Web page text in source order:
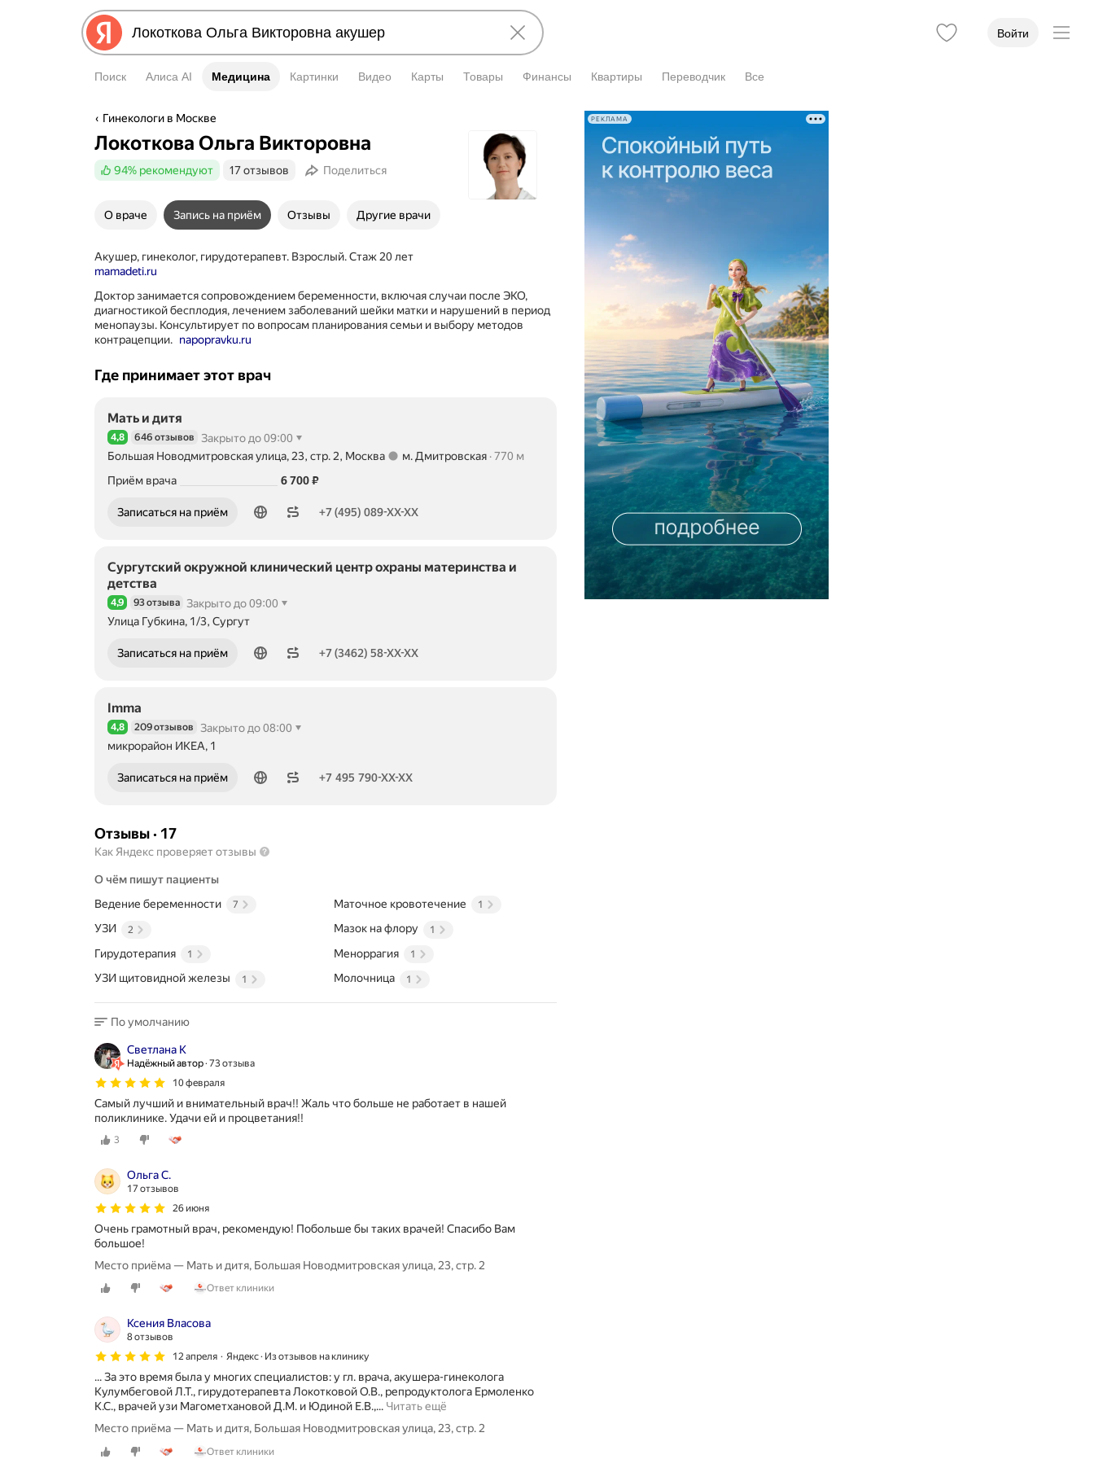
Войти
Поиск Алиса AI Медицина
Медицина Картинки Видео Карты Товары Финансы Квартиры Переводчик Все
Гинекологи в Москве
Локоткова Ольга Викторовна
94% рекомендуют 17 отзывов Поделиться
О враче Запись на приём Отзывы Другие врачи
Акушер, гинеколог, гирудотерапевт. Взрослый. Стаж 20 лет
mamadeti.ru
Доктор занимается сопровождением беременности, включая случаи после ЭКО,
диагностикой бесплодия, лечением заболеваний шейки матки и нарушений в период
менопаузы. Консультирует по вопросам планирования семьи и выбору методов
контрацепции. napopravku.ru
Где принимает этот врач
Мать и дитя
Рейтинг 4,8 из 5
4,8 646 отзывов
Закрыто до 09:00
Большая Новодмитровская улица, 23, стр. 2, Москва
м. Дмитровская 770 м
Приём врача
Цена
6700
6 700 ₽
Записаться на приём
Номер телефона: +74950896576 +7 (495) 089-XX-XX
Сургутский окружной клинический центр охраны материнства и
детства
Рейтинг 4,9 из 5
4,9 93 отзыва Закрыто до 09:00
Улица Губкина, 1/3, Сургут
Записаться на приём
Номер телефона: +73462589030 +7 (3462) 58-XX-XX
Imma
Рейтинг 4,8 из 5
4,8 209 отзывов
Закрыто до 08:00
микрорайон ИКЕА, 1
Записаться на приём
Номер телефона: +74957903553 +7 495 790-XX-XX
Отзывы· 17
Как Яндекс проверяет отзывы
О чём пишут пациенты
Ведение беременности
7
УЗИ 2
Гирудотерапия 1
УЗИ щитовидной железы 1
Маточное кровотечение 1
Мазок на флору 1
Меноррагия 1
Молочница 1
По умолчанию
Светлана К
Надёжный автор 73 отзыва
10 февраля
Самый лучший и внимательный врач!! Жаль что больше не работает в нашей
поликлинике. Удачи ей и процветания!!
3
Ольга С.
17 отзывов
26 июня
Очень грамотный врач, рекомендую! Побольше бы таких врачей! Спасибо Вам
большое!
Место приёма — Мать и дитя, Большая Новодмитровская улица, 23, стр. 2
Ответ клиники
Ксения Власова
8 отзывов
12 апреля
Яндекс · Из отзывов на клинику
... За это время была у многих специалистов: у гл. врача, акушера-гинеколога
Кулумбеговой Л.Т., гирудотерапевта Локотковой О.В., репродуктолога Ермоленко
К.С., врачей узи Магометхановой Д.М. и Юдиной Е.В.,... Читать ещё
л
Место приёма — Мать и дитя, Большая Новодмитровская улица, 23, стр. 2
Ответ клиники
РЕКЛАМА